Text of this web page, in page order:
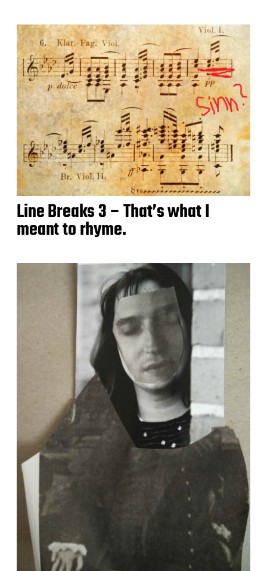
Line Breaks 3 – That’s what I
meant to rhyme.